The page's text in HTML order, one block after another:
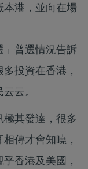
本港，並向在場
」普選情況告訴
投資在香港，
云。
其發達，很多
傳才會知曉，
香港及美國，